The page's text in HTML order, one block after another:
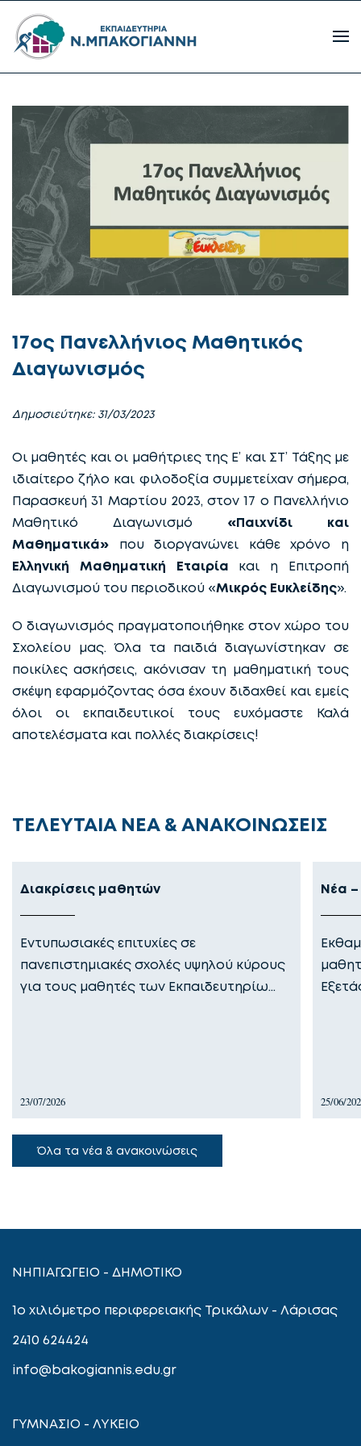
17ος Πανελλήνιος Μαθητικός
Διαγωνισμός
Δημοσιεύτηκε: 31/03/2023
Οι μαθητές και οι μαθήτριες της Ε’ και ΣΤ’ Τάξης με
ιδιαίτερο ζήλο και φιλοδοξία συμμετείχαν σήμερα,
Παρασκευή 31 Μαρτίου 2023, στον 17 ο Πανελλήνιο
Μαθητικό Διαγωνισμό «Παιχνίδι και
Μαθηματικά» που διοργανώνει κάθε χρόνο η
Ελληνική Μαθηματική Εταιρία και η Επιτροπή
Διαγωνισμού του περιοδικού «Μικρός Ευκλείδης».
Ο διαγωνισμός πραγματοποιήθηκε στον χώρο του
Σχολείου μας. Όλα τα παιδιά διαγωνίστηκαν σε
ποικίλες ασκήσεις, ακόνισαν τη μαθηματική τους
σκέψη εφαρμόζοντας όσα έχουν διδαχθεί και εμείς
όλοι οι εκπαιδευτικοί τους ευχόμαστε Καλά
αποτελέσματα και πολλές διακρίσεις!
ΤΕΛΕΥΤΑΙΑ ΝΕΑ & ΑΝΑΚΟΙΝΩΣΕΙΣ
Διακρίσεις μαθητών
Εντυπωσιακές επιτυχίες σε
πανεπιστημιακές σχολές υψηλού κύρους
για τους μαθητές των Εκπαιδευτηρίω…
23/07/2026
Νέα –
25/06/
Όλα τα νέα & ανακοινώσεις
ΝΗΠΙΑΓΩΓΕΙΟ - ΔΗΜΟΤΙΚΟ
1ο χιλιόμετρο περιφερειακής Τρικάλων - Λάρισας
2410 624424
info@bakogiannis.edu.gr
ΓΥΜΝΑΣΙΟ - ΛΥΚΕΙΟ